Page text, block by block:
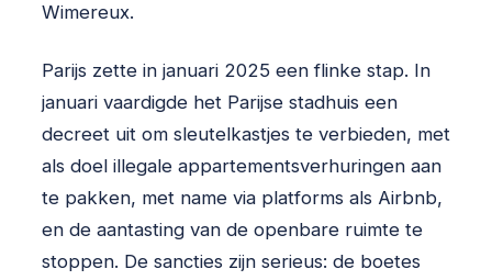
Wimereux.
Parijs zette in januari 2025 een flinke stap. In
januari vaardigde het Parijse stadhuis een
decreet uit om sleutelkastjes te verbieden, met
als doel illegale appartementsverhuringen aan
te pakken, met name via platforms als Airbnb,
en de aantasting van de openbare ruimte te
stoppen. De sancties zijn serieus: de boetes